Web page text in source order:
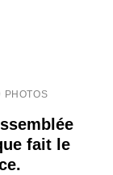
PHOTOS
fait le